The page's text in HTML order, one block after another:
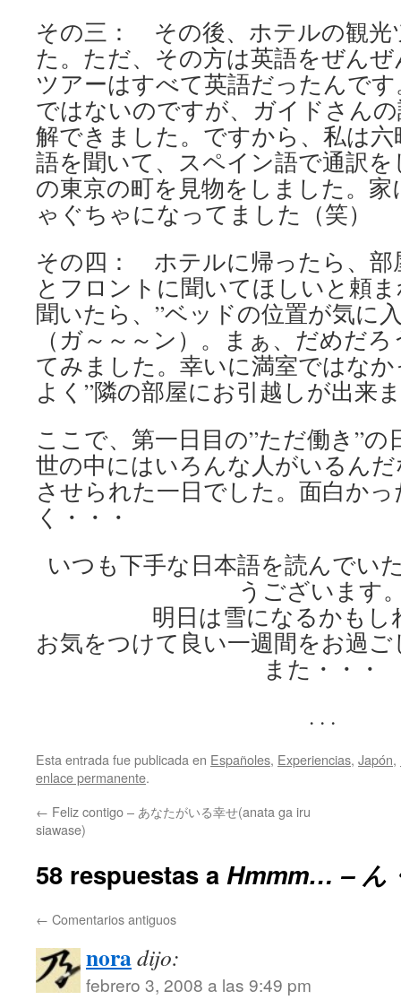
その三： その後、ホテルの観光
た。ただ、その方は英語をぜん
ツアーはすべて英語だったんで
ではないのですが、ガイドさん
解できました。ですから、私は
語を聞いて、スペイン語で通訳
の東京の町を見物をしました。
ゃぐちゃになってました（笑）
その四： ホテルに帰ったら、部
とフロントに聞いてほしいと頼
聞いたら、”ベッドの位置が気
（ガ～～～ン）。まぁ、だめだ
てみました。幸いに満室ではな
よく”隣の部屋にお引越しが出来
ここで、第一日目の”ただ働き”
世の中にはいろんな人がいるん
させられた一日でした。面白か
く・・・
いつも下手な日本語を読んでい
うございます
明日は雪になるかもし
お気をつけて良い一週間をお過
また・・・
. . .
Esta entrada fue publicada en Españoles, Experiencias, Japón,
enlace permanente.
← Feliz contigo – あなたがいる幸せ(anata ga iru
siawase)
58 respuestas a Hmmm… – ん
← Comentarios antiguos
noradijo:
febrero 3, 2008 a las 9:49 pm